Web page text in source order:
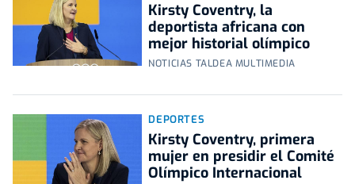
Kirsty Coventry, la
deportista africana con
mejor historial olímpico
NOTICIAS TALDEA MULTIMEDIA
DEPORTES
Kirsty Coventry, primera
mujer en presidir el Comité
Olímpico Internacional